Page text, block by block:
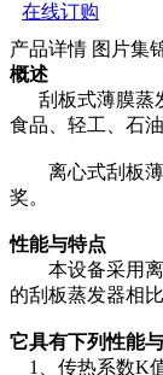
在线订购
产品详情 图片集
概述
刮板式薄膜蒸
食品、轻工、石
离心式刮板薄
奖。
性能与特点
本设备采用离
的刮板蒸发器相
它具有下列性能
1、传热系数K